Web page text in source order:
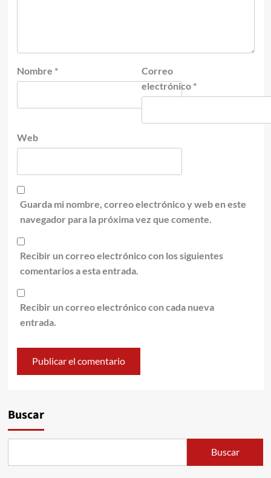
Nombre *
Correo
electrónico *
Web
Guarda mi nombre, correo electrónico y web en este
navegador para la próxima vez que comente.
Recibir un correo electrónico con los siguientes
comentarios a esta entrada.
Recibir un correo electrónico con cada nueva
entrada.
Buscar
Buscar